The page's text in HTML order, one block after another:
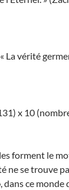
La vérité
x 10
forment le
ne se trouve
dans ce